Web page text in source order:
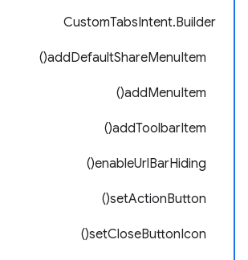
CustomTabsIntent.Builder
addDefaultShareMenuItem()
addMenuItem()
addToolbarItem()
enableUrlBarHiding()
setActionButton()
setCloseButtonIcon()